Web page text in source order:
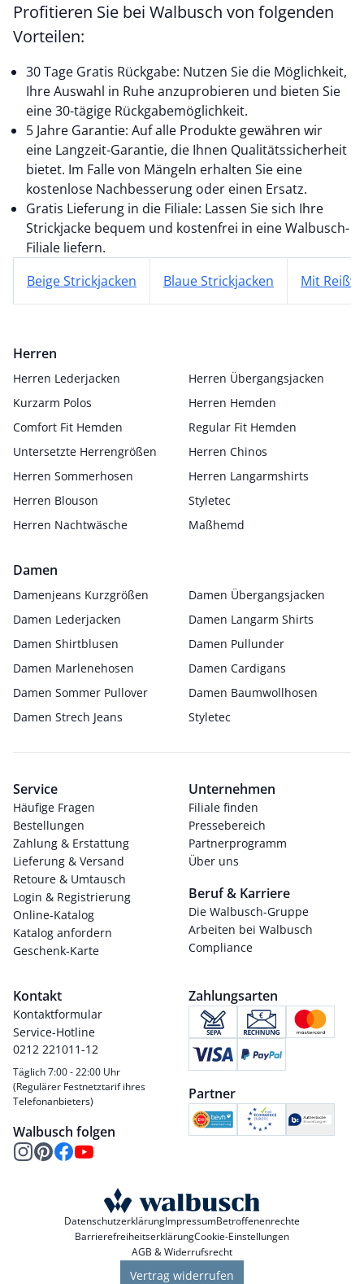
Profitieren Sie bei Walbusch von folgenden
Vorteilen:
30 Tage Gratis Rückgabe: Nutzen Sie die Möglichkeit,
Ihre Auswahl in Ruhe anzuprobieren und bieten Sie
eine 30-tägige Rückgabemöglichkeit.
5 Jahre Garantie: Auf alle Produkte gewähren wir
eine Langzeit-Garantie, die Ihnen Qualitätssicherheit
bietet. Im Falle von Mängeln erhalten Sie eine
kostenlose Nachbesserung oder einen Ersatz.
Gratis Lieferung in die Filiale: Lassen Sie sich Ihre
Strickjacke bequem und kostenfrei in eine Walbusch-
Filiale liefern.
Beige Strickjacken
Blaue Strickjacken Mit
Herren
Herren Lederjacken
Herren Übergangsjacken
Kurzarm Polos
Herren Hemden
Comfort Fit Hemden
Regular Fit Hemden
Untersetzte Herrengrößen
Herren Chinos
Herren Sommerhosen
Herren Langarmshirts
Herren Blouson
Styletec
Herren Nachtwäsche
Maßhemd
Damen
Damenjeans Kurzgrößen
Damen Übergangsjacken
Damen Lederjacken
Damen Langarm Shirts
Damen Shirtblusen
Damen Pullunder
Damen Marlenehosen
Damen Cardigans
Damen Sommer Pullover
Damen Baumwollhosen
Damen Strech Jeans
Styletec
Service
Häufige Fragen
Bestellungen
Zahlung & Erstattung
Lieferung & Versand
Retoure & Umtausch
Login & Registrierung
Online-Katalog
Katalog anfordern
Geschenk-Karte
Unternehmen
Filiale finden
Pressebereich
Partnerprogramm
Über uns
Beruf & Karriere
Die Walbusch-Gruppe
Arbeiten bei Walbusch
Compliance
Kontakt
Kontaktformular
Service-Hotline
0212 221011-12
Täglich 7:00 - 22:00 Uhr
(Regulärer Festnetztarif ihres
Telefonanbieters)
Walbusch folgen
Zahlungsarten
Partner
DatenschutzerklärungImpressumBetroffenenrechte
BarrierefreiheitserklärungCookie-Einstellungen
AGB & Widerrufsrecht
Vertrag widerrufen